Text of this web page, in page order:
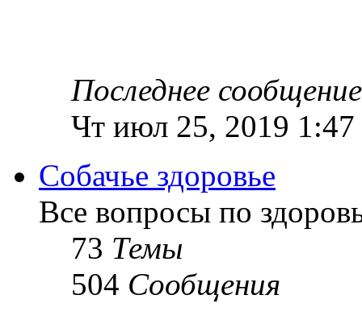
Последнее сообщение
Чт июл 25, 2019 1:47
Собачье здоровье
Все вопросы по
73 Темы
504 Сообщения